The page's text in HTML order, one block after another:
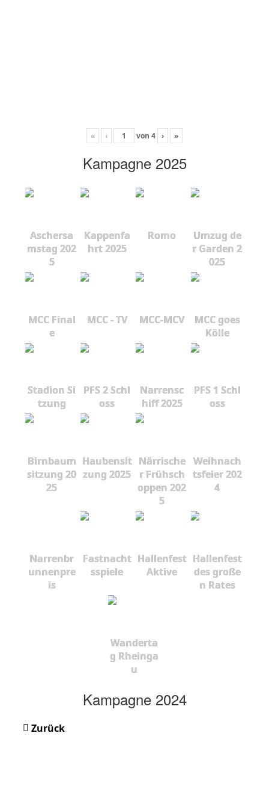
« ‹ von 4 › »
Kampagne 2025
Aschersa
mstag 202
5
Kappenfa
hrt 2025
Romo
Umzug de
r Garden 2
025
MCC Final
e
MCC - TV MCC-MCV
MCC goes
Kölle
Stadion Si
tzung
PFS 2 Schl
oss
Narrensc
hiff 2025
PFS 1 Schl
oss
Birnbaum
sitzung 20
25
Haubensit
zung 2025
Närrische
r Frühsch
oppen 202
5
Weihnach
tsfeier 202
4
Narrenbr
unnenpre
is
Fastnacht
sspiele
Hallenfest
Aktive
Hallenfest
des große
n Rates
Wanderta
g Rheinga
u
Kampagne 2024
Zurück